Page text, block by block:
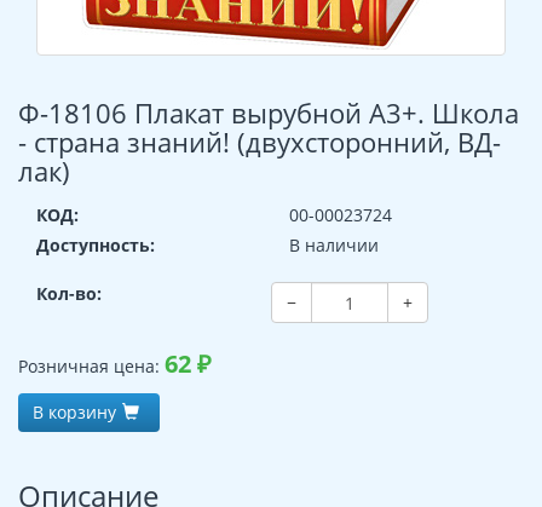
Ф-18106 Плакат вырубной А3+. Школа
- страна знаний! (двухсторонний, ВД-
лак)
КОД:
00-00023724
Доступность:
В наличии
Кол-во: − +
Розничная цена: 62₽
В корзину
Описание